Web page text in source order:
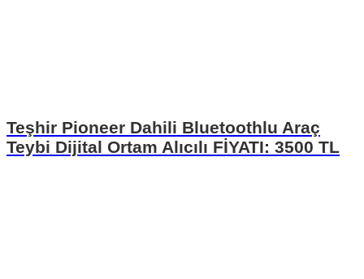
Teşhir Pioneer Dahili Bluetoothlu Araç
Teybi Dijital Ortam Alıcılı FİYATI: 3500 TL